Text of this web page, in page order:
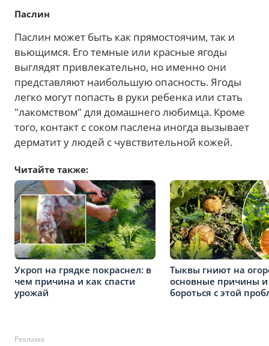
Паслин
Паслин может быть как прямостоячим, так и
вьющимся. Его темные или красные ягоды
выглядят привлекательно, но именно они
представляют наибольшую опасность. Ягоды
легко могут попасть в руки ребенка или стать
"лакомством" для домашнего любимца. Кроме
того, контакт с соком паслена иногда вызывает
дерматит у людей с чувствительной кожей.
Читайте также:
Укроп на грядке покраснел: в
чем причина и как спасти
урожай
Тыквы гниют на
основные причины и
бороться с этой
Реклама